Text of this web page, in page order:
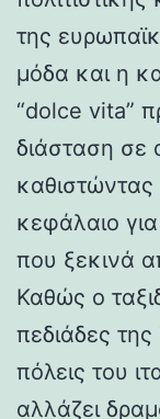
της
μόδα και η
“dolce vita”
διάσταση σε
καθιστώντας
κεφάλαιο
που ξεκινά
Καθώς ο
πεδιάδες της
πόλεις του
αλλάζει